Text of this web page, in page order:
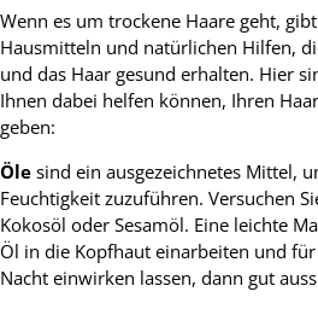
Wenn es um trockene Haare geht,
Hausmitteln und natürlichen Hilfen,
und das Haar gesund erhalten. Hier
Ihnen dabei helfen können, Ihren
geben:
Öle sind ein ausgezeichnetes Mittel,
Feuchtigkeit zuzuführen. Versuchen
Kokosöl oder Sesamöl. Eine leichte
Öl in die Kopfhaut einarbeiten und
Nacht einwirken lassen, dann gut